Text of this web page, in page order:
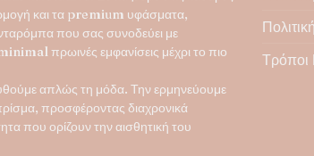
και τα premium υφάσματα,
που σας συνοδεύει με
πρωινές εμφανίσεις μέχρι το πιο
απλώς τη μόδα. Την ερμηνεύουμε
προσφέροντας διαχρονικά
που ορίζουν την αισθητική του